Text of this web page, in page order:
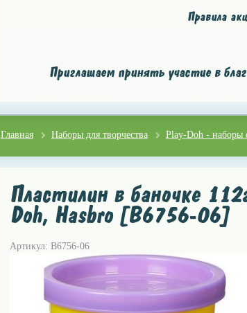
Правила
Приглашаем принять участие в
Главная Наборы для творчества Play-Doh - наборы
Пластилин в баночке
Doh, Hasbro [B6756-06]
Артикул: B6756-06